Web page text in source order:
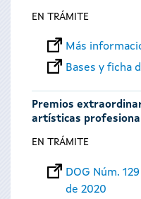
EN TRÁMITE
Más
Bases y ficha
Premios
artísticas
EN TRÁMITE
DOG Núm.
de 2020